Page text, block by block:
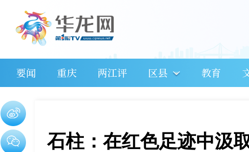
要闻 重庆 两江评 区县 教育
石柱：在红色足迹中汲